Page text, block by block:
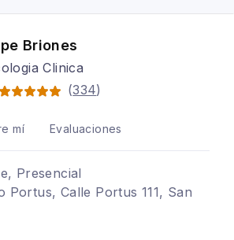
Briones
Clinica
(334)
mí Evaluaciones
Presencial
Portus, Calle Portus 111, San